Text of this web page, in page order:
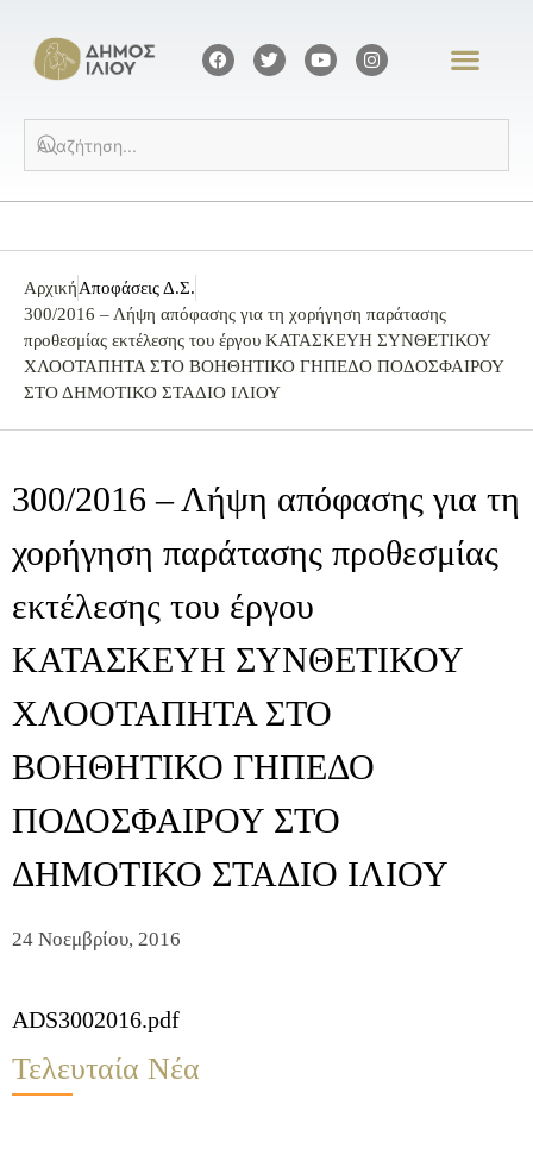
ΑρχικήΑποφάσεις Δ.Σ.
300/2016 – Λήψη απόφασης για τη χορήγηση παράτασης
προθεσμίας εκτέλεσης του έργου ΚΑΤΑΣΚΕΥΗ ΣΥΝΘΕΤΙΚΟΥ
ΧΛΟΟΤΑΠΗΤΑ ΣΤΟ ΒΟΗΘΗΤΙΚΟ ΓΗΠΕΔΟ ΠΟΔΟΣΦΑΙΡΟΥ
ΣΤΟ ΔΗΜΟΤΙΚΟ ΣΤΑΔΙΟ ΙΛΙΟΥ
300/2016 – Λήψη απόφασης για τη
χορήγηση παράτασης προθεσμίας
εκτέλεσης του έργου
ΚΑΤΑΣΚΕΥΗ ΣΥΝΘΕΤΙΚΟΥ
ΧΛΟΟΤΑΠΗΤΑ ΣΤΟ
ΒΟΗΘΗΤΙΚΟ ΓΗΠΕΔΟ
ΠΟΔΟΣΦΑΙΡΟΥ ΣΤΟ
ΔΗΜΟΤΙΚΟ ΣΤΑΔΙΟ ΙΛΙΟΥ
24 Νοεμβρίου, 2016
ADS3002016.pdf
Τελευταία Νέα